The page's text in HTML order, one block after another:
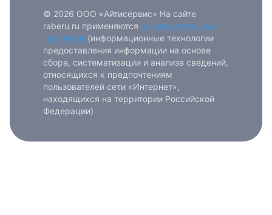
© 2026 ООО «Айтисервис» На сайте
raberu.ru применяются рекомендательные
технологии (информационные технологии
предоставления информации на основе
сбора, систематизации и анализа сведений,
относящихся к предпочтениям
пользователей сети «Интернет»,
находящихся на территории Российской
Федерации)